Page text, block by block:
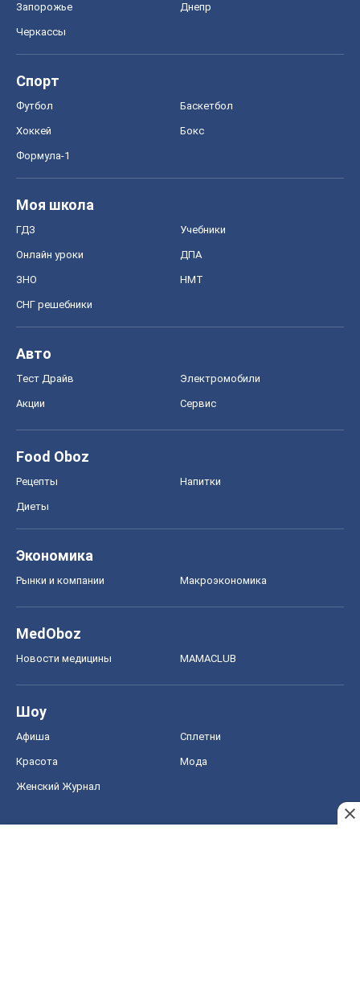
Запорожье Днепр
Черкассы
Спорт
Футбол Баскетбол
Хоккей Бокс
Формула-1
Моя школа
ГДЗ Учебники
Онлайн уроки ДПА
ЗНО НМТ
СНГ решебники
Авто
Тест Драйв Электромобили
Акции Сервис
Food Oboz
Рецепты Напитки
Диеты
Экономика
Рынки и компании Mакроэкономика
MedOboz
Новости медицины MAMACLUB
Шоу
Афиша Сплетни
Красота Мода
Женский Журнал